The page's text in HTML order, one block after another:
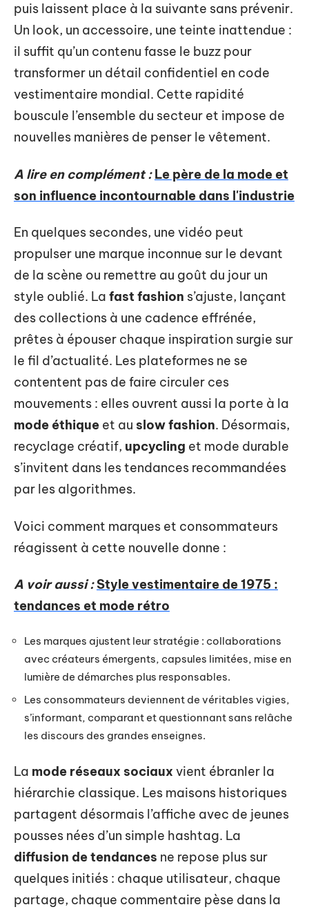
puis laissent place à la suivante sans prévenir.
Un look, un accessoire, une teinte inattendue :
il suffit qu’un contenu fasse le buzz pour
transformer un détail confidentiel en code
vestimentaire mondial. Cette rapidité
bouscule l’ensemble du secteur et impose de
nouvelles manières de penser le vêtement.
A lire en complément : Le père de la mode et
son influence incontournable dans l'industrie
En quelques secondes, une vidéo peut
propulser une marque inconnue sur le devant
de la scène ou remettre au goût du jour un
style oublié. La fast fashion s’ajuste, lançant
des collections à une cadence effrénée,
prêtes à épouser chaque inspiration surgie sur
le fil d’actualité. Les plateformes ne se
contentent pas de faire circuler ces
mouvements : elles ouvrent aussi la porte à la
mode éthique et au slow fashion. Désormais,
recyclage créatif, upcycling et mode durable
s’invitent dans les tendances recommandées
par les algorithmes.
Voici comment marques et consommateurs
réagissent à cette nouvelle donne :
A voir aussi : Style vestimentaire de 1975 :
tendances et mode rétro
Les marques ajustent leur stratégie : collaborations
avec créateurs émergents, capsules limitées, mise en
lumière de démarches plus responsables.
Les consommateurs deviennent de véritables vigies,
s’informant, comparant et questionnant sans relâche
les discours des grandes enseignes.
La mode réseaux sociaux vient ébranler la
hiérarchie classique. Les maisons historiques
partagent désormais l’affiche avec de jeunes
pousses nées d’un simple hashtag. La
diffusion de tendances ne repose plus sur
quelques initiés : chaque utilisateur, chaque
partage, chaque commentaire pèse dans la